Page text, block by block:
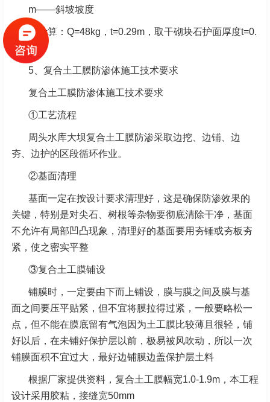
m——斜坡坡度
经计算：Q=48kg，t=0.29m，取干砌块石护面厚度t=0.
3m
5、复合土工膜防渗体施工技术要求
复合土工膜防渗体施工技术要求
①工艺流程
周头水库大坝复合土工膜防渗采取边挖、边铺、边
夯、边护的区段循环作业。
②基面清理
基面一定在按设计要求清理好，这是确保防渗效果的
关键，特别是对尖石、树根等杂物要彻底清除干净，基面
不允许有局部凹凸现象，清理好的基面要用夯锤或夯板夯
紧，使之密实平整
③复合土工膜铺设
铺膜时，一定要由下而上铺设，膜与膜之间及膜与基
面之间要压平贴紧，但不宜将膜拉得过紧，一般要略松一
点，但不能在膜底留有气泡因为土工膜比较薄且很轻，铺
好以后，在未铺好保护层以前，极易被风吹动，所以一次
铺膜面积不宜过大，最好边铺膜边盖保护层土料
根据厂家提供资料，复合土工膜幅宽1.0-1.9m，本工程
设计采用胶粘，接缝宽50mm